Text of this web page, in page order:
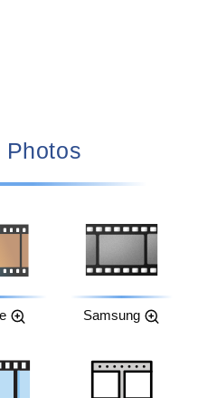
Photos
Samsung